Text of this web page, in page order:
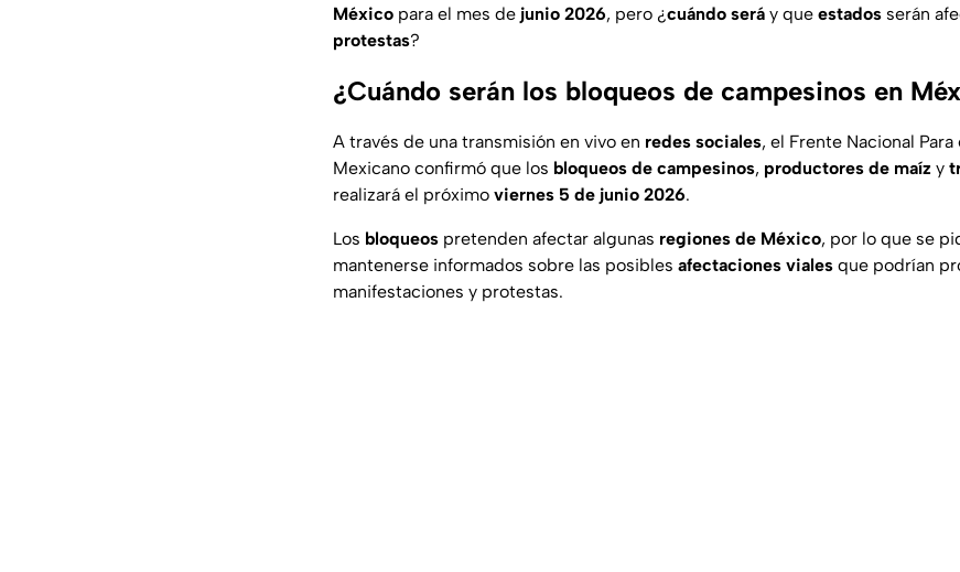
México para el mes de junio 2026, pero ¿cuándo será y que estados serán
protestas?
¿Cuándo serán los bloqueos de campesinos en
A través de una transmisión en vivo en redes sociales, el Frente Nacional
Mexicano confirmó que los bloqueos de campesinos, productores de maíz y
realizará el próximo viernes 5 de junio 2026.
Los bloqueos pretenden afectar algunas regiones de México, por lo que se
mantenerse informados sobre las posibles afectaciones viales que podrían
manifestaciones y protestas.